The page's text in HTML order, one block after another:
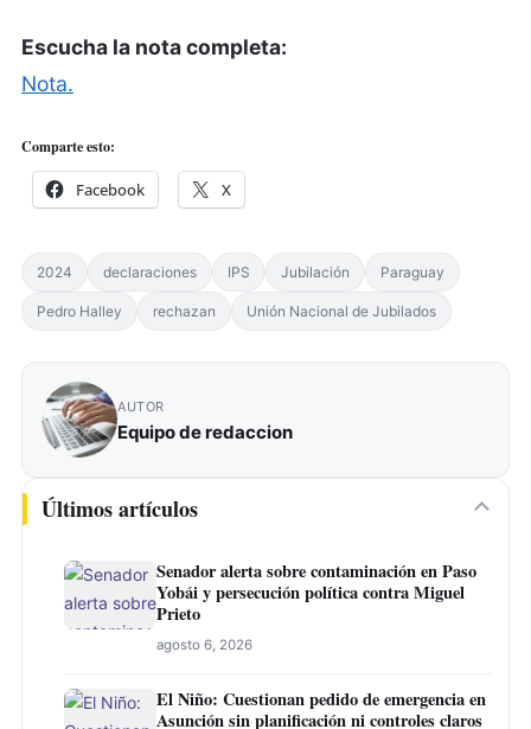
Escucha la nota completa:
Nota.
Comparte esto:
Facebook X
2024 declaraciones IPS Jubilación Paraguay
Pedro Halley rechazan Unión Nacional de Jubilados
AUTOR
Equipo de redaccion
Últimos artículos
Senador alerta sobre contaminación en Paso
Yobái y persecución política contra Miguel
Prieto
agosto 6, 2026
El Niño: Cuestionan pedido de emergencia en
Asunción sin planificación ni controles claros